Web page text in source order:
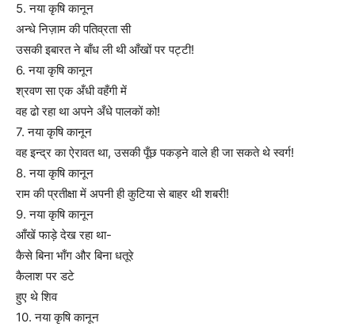
5. नया कृषि कानून
अन्धे निज़ाम की पतिव्रता सी
उसकी इबारत ने बाँध ली थी आँखों पर पट्टी!
6. नया कृषि कानून
श्रवण सा एक अँधी वहँगी में
वह ढो रहा था अपने अँधे पालकों को!
7. नया कृषि कानून
वह इन्द्र का ऐरावत था, उसकी पूँछ पकड़ने वाले ही जा सकते थे स्वर्ग!
8. नया कृषि कानून
राम की प्रतीक्षा में अपनी ही कुटिया से बाहर थी शबरी!
9. नया कृषि कानून
आँखें फाड़े देख रहा था-
कैसे बिना भाँग और बिना धतूरे
कैलाश पर डटे
हुए थे शिव
10. नया कृषि कानून